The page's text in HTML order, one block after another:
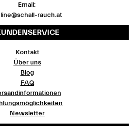
Email:
rauch.at
Kontakt
Über uns
Blog
FAQ
Newsletter